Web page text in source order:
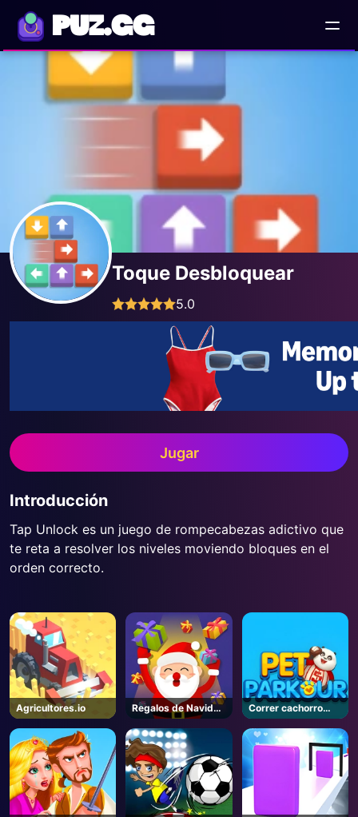
PUZ.GG
Toque Desbloquear
5.0
Jugar
Introducción
Tap Unlock es un juego de rompecabezas adictivo que
te reta a resolver los niveles moviendo bloques en el
orden correcto.
Agricultores.io
Regalos de Navidad
Cayendo
Correr cachorro
mascota